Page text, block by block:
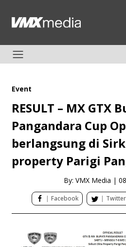
Event
RESULT – MX GTX
Pangandara Cup
berlangsung di
property Parigi
By: VMX Media |
| Facebook | Twitter